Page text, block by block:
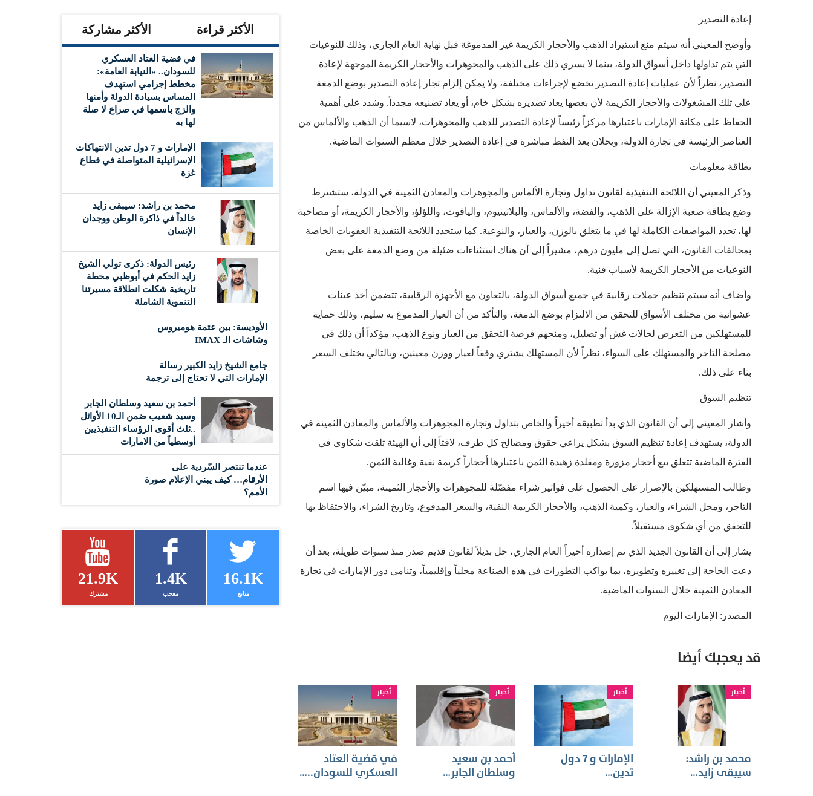
إعادة التصدير
وأوضح المعيني أنه سيتم منع استيراد الذهب والأحجار الكريمة غير المدموغة قبل نهاية العام الجاري، وذلك للنوعيات
التي يتم تداولها داخل أسواق الدولة، بينما لا يسري ذلك على الذهب والمجوهرات والأحجار الكريمة الموجهة لإعادة
التصدير، نظراً لأن عمليات إعادة التصدير تخضع لإجراءات مختلفة، ولا يمكن إلزام تجار إعادة التصدير بوضع الدمغة
على تلك المشغولات والأحجار الكريمة لأن بعضها يعاد تصديره بشكل خام، أو يعاد تصنيعه مجدداً. وشدد على أهمية
الحفاظ على مكانة الإمارات باعتبارها مركزاً رئيساً لإعادة التصدير للذهب والمجوهرات، لاسيما أن الذهب والألماس من
العناصر الرئيسة في تجارة الدولة، ويحلان بعد النفط مباشرة في إعادة التصدير خلال معظم السنوات الماضية.
بطاقة معلومات
وذكر المعيني أن اللائحة التنفيذية لقانون تداول وتجارة الألماس والمجوهرات والمعادن الثمينة في الدولة، ستشترط
وضع بطاقة صعبة الإزالة على الذهب، والفضة، والألماس، والبلاتينيوم، والياقوت، واللؤلؤ، والأحجار الكريمة، أو مصاحبة
لها، تحدد المواصفات الكاملة لها في ما يتعلق بالوزن، والعيار، والنوعية. كما ستحدد اللائحة التنفيذية العقوبات الخاصة
بمخالفات القانون، التي تصل إلى مليون درهم، مشيراً إلى أن هناك استثناءات ضئيلة من وضع الدمغة على بعض
النوعيات من الأحجار الكريمة لأسباب فنية.
وأضاف أنه سيتم تنظيم حملات رقابية في جميع أسواق الدولة، بالتعاون مع الأجهزة الرقابية، تتضمن أخذ عينات
عشوائية من مختلف الأسواق للتحقق من الالتزام بوضع الدمغة، والتأكد من أن العيار المدموغ به سليم، وذلك حماية
للمستهلكين من التعرض لحالات غش أو تضليل، ومنحهم فرصة التحقق من العيار ونوع الذهب، مؤكداً أن ذلك في
مصلحة التاجر والمستهلك على السواء، نظراً لأن المستهلك يشتري وفقاً لعيار ووزن معينين، وبالتالي يختلف السعر
بناء على ذلك.
تنظيم السوق
وأشار المعيني إلى أن القانون الذي بدأ تطبيقه أخيراً والخاص بتداول وتجارة المجوهرات والألماس والمعادن الثمينة في
الدولة، يستهدف إعادة تنظيم السوق بشكل يراعي حقوق ومصالح كل طرف، لافتاً إلى أن الهيئة تلقت شكاوى في
الفترة الماضية تتعلق بيع أحجار مزورة ومقلدة زهيدة الثمن باعتبارها أحجاراً كريمة نقية وغالية الثمن.
وطالب المستهلكين بالإصرار على الحصول على فواتير شراء مفصّلة للمجوهرات والأحجار الثمينة، مبيّن فيها اسم
التاجر، ومحل الشراء، والعيار، وكمية الذهب، والأحجار الكريمة النقية، والسعر المدفوع، وتاريخ الشراء، والاحتفاظ بها
للتحقق من أي شكوى مستقبلاً.
يشار إلى أن القانون الجديد الذي تم إصداره أخيراً العام الجاري، حل بديلاً لقانون قديم صدر منذ سنوات طويلة، بعد أن
دعت الحاجة إلى تغييره وتطويره، بما يواكب التطورات في هذه الصناعة محلياً وإقليمياً، وتنامي دور الإمارات في تجارة
المعادن الثمينة خلال السنوات الماضية.
المصدر: الإمارات اليوم
قد يعجبك أيضا
أخبار
محمد بن راشد:
سيبقى زايد…
أخبار
الإمارات و 7 دول
تدين…
أخبار
أحمد بن سعيد
وسلطان الجابر…
أخبار
في قضية العتاد
العسكري للسودان..…
الأكثر قراءة الأكثر مشاركة
في قضية العتاد العسكري
للسودان.. «النيابة العامة»:
مخطط إجرامي استهدف
المساس بسيادة الدولة وأمنها
والزج باسمها في صراع لا صلة
لها به
الإمارات و 7 دول تدين الانتهاكات
الإسرائيلية المتواصلة في قطاع
غزة
محمد بن راشد: سيبقى زايد
خالداً في ذاكرة الوطن ووجدان
الإنسان
رئيس الدولة: ذكرى تولي الشيخ
زايد الحكم في أبوظبي محطة
تاريخية شكلت انطلاقة مسيرتنا
التنموية الشاملة
الأوديسة: بين عتمة هوميروس
وشاشات الـ IMAX
جامع الشيخ زايد الكبير رسالة
الإمارات التي لا تحتاج إلى ترجمة
أحمد بن سعيد وسلطان الجابر
وسيد شعيب ضمن الـ10 الأوائل
..ثلث أقوى الرؤساء التنفيذيين
أوسطياً من الامارات
عندما تنتصر السّردية على
الأرقام… كيف يبني الإعلام صورة
الأمم؟
21.9K
مشترك
1.4K
معجب
16.1K
متابع